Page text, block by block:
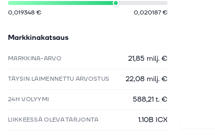
0,019348 € 0,020187 €
Markkinakatsaus
MARKKINA-ARVO 21,85 milj. €
TÄYSIN LAIMENNETTU ARVOSTUS 22,08 milj. €
24H VOLYYMI 588,21 t. €
LIIKKEESSÄ OLEVA TARJONTA 1.10B ICX